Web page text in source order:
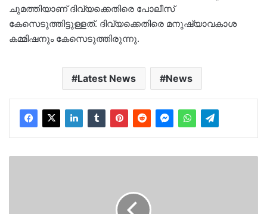
ചുമത്തിയാണ് ദിവ്യക്കെതിരെ പോലീസ്
കേസെടുത്തിട്ടുള്ളത്. ദിവ്യക്കെതിരെ മനുഷ്യാവകാശ
കമ്മിഷനും കേസെടുത്തിരുന്നു.
Latest News News